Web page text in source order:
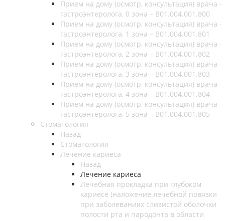
Прием на дому (осмотр, консультация) врача -
гастроэнтеролога, 0 зона – B01.004.001.800
Прием на дому (осмотр, консультация) врача -
гастроэнтеролога, 1 зона – B01.004.001.801
Прием на дому (осмотр, консультация) врача -
гастроэнтеролога, 2 зона – B01.004.001.802
Прием на дому (осмотр, консультация) врача -
гастроэнтеролога, 3 зона – B01.004.001.803
Прием на дому (осмотр, консультация) врача -
гастроэнтеролога, 4 зона – B01.004.001.804
Прием на дому (осмотр, консультация) врача -
гастроэнтеролога, 5 зона – B01.004.001.805
Стоматология
Назад
Стоматология
Лечение кариеса
Назад
Лечение кариеса
Лечебная прокладка при глубоком
кариесе (наложение лечебной повязки
при заболеваниях слизистой оболочки
полости рта и пародонта в области